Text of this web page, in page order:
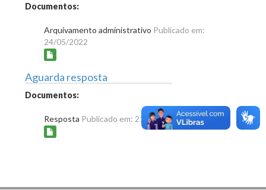
Documentos:
Arquivamento administrativo Publicado em:
24/05/2022
Aguarda resposta
Documentos:
Resposta Publicado em: 21/12/2022